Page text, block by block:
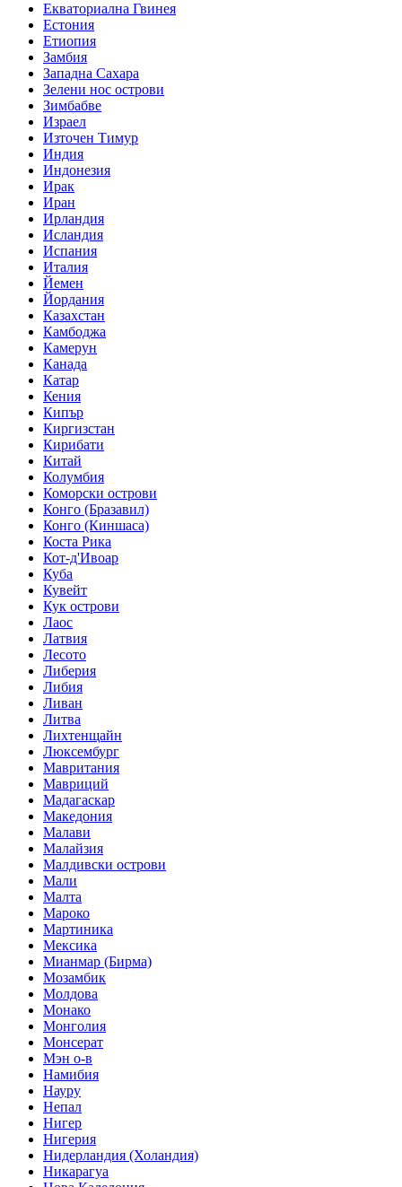
Екваториална Гвинея
Естония
Етиопия
Замбия
Западна Сахара
Зелени нос острови
Зимбабве
Израел
Източен Тимур
Индия
Индонезия
Ирак
Иран
Ирландия
Исландия
Испания
Италия
Йемен
Йордания
Казахстан
Камбоджа
Камерун
Канада
Катар
Кения
Кипър
Киргизстан
Кирибати
Китай
Колумбия
Коморски острови
Конго (Бразавил)
Конго (Киншаса)
Коста Рика
Кот-д'Ивоар
Куба
Кувейт
Кук острови
Лаос
Латвия
Лесото
Либерия
Либия
Ливан
Литва
Лихтенщайн
Люксембург
Мавритания
Мавриций
Мадагаскар
Македония
Малави
Малайзия
Малдивски острови
Мали
Малта
Мароко
Мартиника
Мексика
Мианмар (Бирма)
Мозамбик
Молдова
Монако
Монголия
Монсерат
Мэн о-в
Намибия
Науру
Непал
Нигер
Нигерия
Нидерландия (Холандия)
Никарагуа